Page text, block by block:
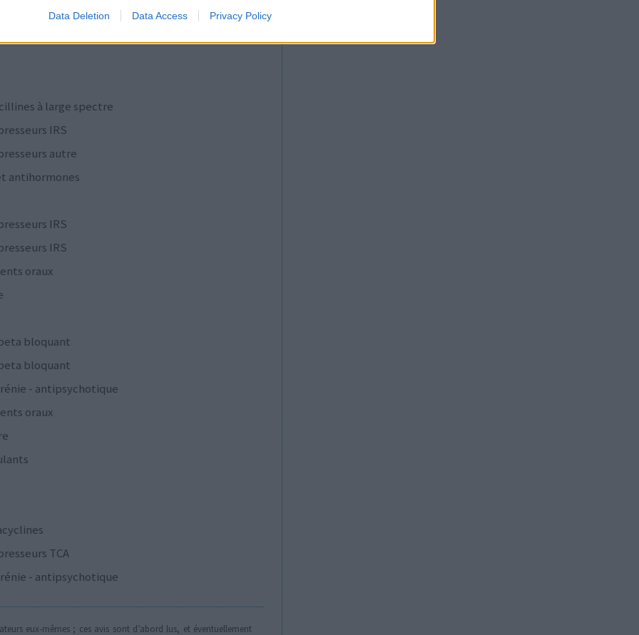
Data Deletion Data Access Privacy Policy
à large spectre
IRS
autre
antihormones
IRS
IRS
oraux
bloquant
bloquant
- antipsychotique
oraux
TCA
- antipsychotique
eux-mêmes ; ces avis sont d’abord lus, et éventuellement